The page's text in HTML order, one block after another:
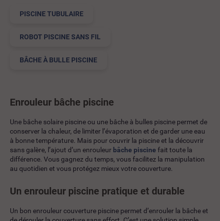
PISCINE TUBULAIRE
ROBOT PISCINE SANS FIL
BÂCHE À BULLE PISCINE
Enrouleur bâche piscine
Une bâche solaire piscine ou une bâche à bulles piscine permet de
conserver la chaleur, de limiter l’évaporation et de garder une eau
à bonne température. Mais pour couvrir la piscine et la découvrir
sans galère, l’ajout d’un enrouleur bâche piscine fait toute la
différence. Vous gagnez du temps, vous facilitez la manipulation
au quotidien et vous protégez mieux votre couverture.
Un enrouleur piscine pratique et durable
Un bon enrouleur couverture piscine permet d’enrouler la bâche et